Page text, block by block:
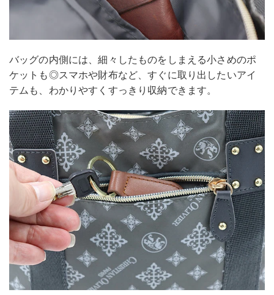
バッグの内側には、細々したものをしまえる小さめのポ
ケットも◎スマホや財布など、すぐに取り出したいアイ
テムも、わかりやすくすっきり収納できます。